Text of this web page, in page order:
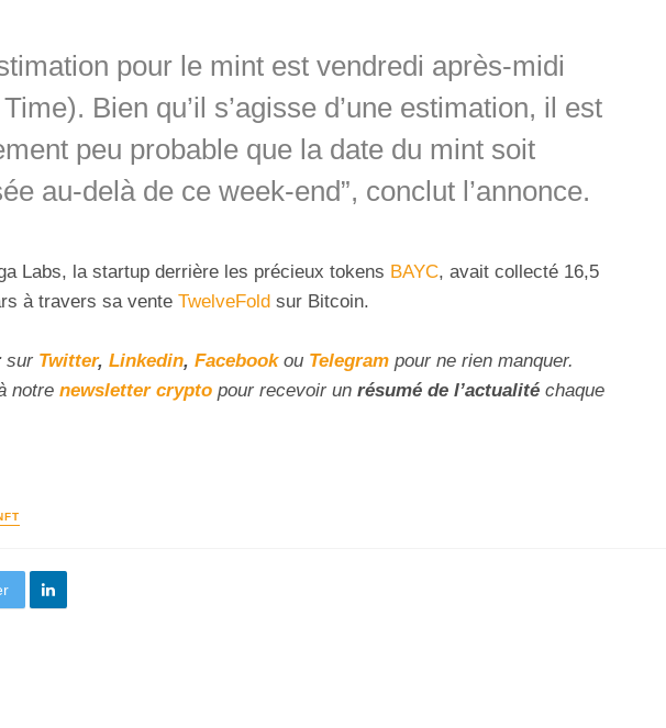
pour le mint est vendredi après-midi
Bien qu’il s’agisse d’une estimation, il est
peu probable que la date du mint soit
au-delà de ce week-end”, conclut l’annonce.
Labs, la startup derrière les précieux tokens BAYC, avait collecté 16,5
à travers sa vente TwelveFold sur Bitcoin.
sur Twitter, Linkedin, Facebookou Telegram pour ne rien manquer.
notre newsletter crypto pour recevoir un résumé de l’actualité chaque